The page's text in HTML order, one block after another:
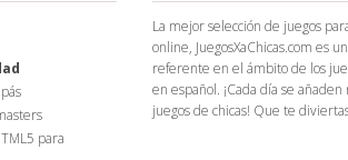
para
La mejor selección de juegos
online, JuegosXaChicas.com es un
referente en el ámbito de los
en español. ¡Cada día se añaden
juegos de chicas! Que te